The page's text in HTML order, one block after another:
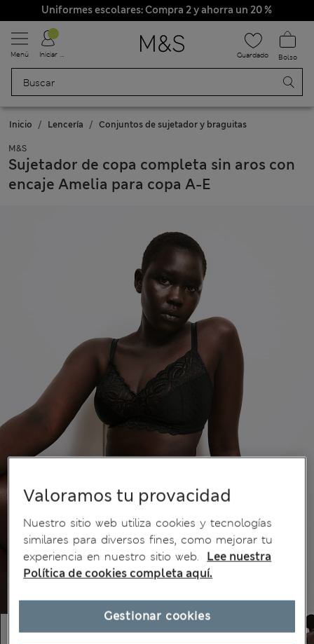
Uniformes escolares: Compra 2 y ahorra un 20 %
Menú Iniciar sesión Guardado Bolso
Inicio Lencería Conjuntos de sujetador y braguitas
M&S
Sujetador de copa completa sin aros con
encaje Amelia para copa A-E
Valoramos tu provacidad
Nuestro sitio web utiliza cookies y tecnologías
similares para diversos fines, como mejorar tu
experiencia en nuestro sitio web.
Lee nuestra
Política de cookies completa aquí.
Gestionar cookies